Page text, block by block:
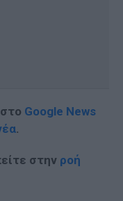
Google News
.
στην ροή